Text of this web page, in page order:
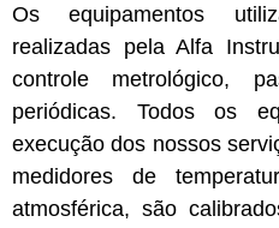
Os equipamentos
realizadas pela Alfa
controle metrológico,
periódicas. Todos os
execução dos nossos
medidores de
atmosférica, são